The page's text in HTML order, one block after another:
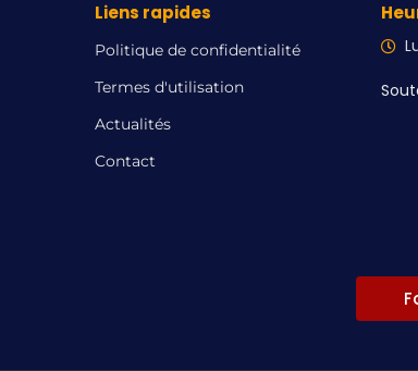
Liens rapides
Politique de confidentialité
Termes d'utilisation
Actualités
Contact